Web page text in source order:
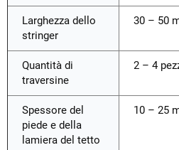
Larghezza dello
stringer
30 – 50
Quantità di
traversine
2 – 4
Spessore del
piede e della
lamiera del tetto
10 – 25